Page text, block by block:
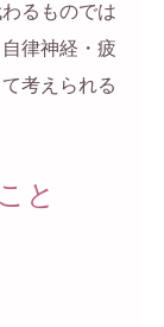
るものでは
律神経・疲
考えられる
と